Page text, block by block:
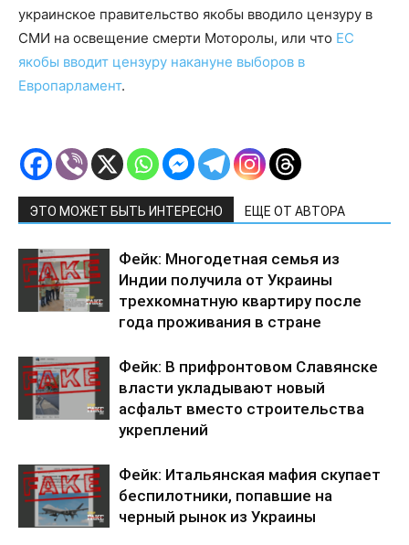
украинское правительство якобы вводило цензуру в
СМИ на освещение смерти Моторолы, или что ЕС
якобы вводит цензуру накануне выборов в
Европарламент.
ЭТО МОЖЕТ БЫТЬ ИНТЕРЕСНО ЕЩЕ ОТ АВТОРА
Фейк: Многодетная семья из
Индии получила от Украины
трехкомнатную квартиру после
года проживания в стране
Фейк: В прифронтовом Славянске
власти укладывают новый
асфальт вместо строительства
укреплений
Фейк: Итальянская мафия скупает
беспилотники, попавшие на
черный рынок из Украины